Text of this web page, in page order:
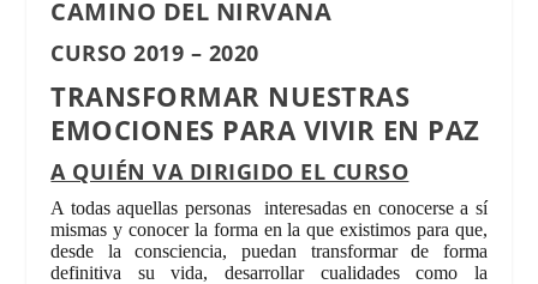
CAMINO DEL NIRVANA
CURSO 2019 – 2020
TRANSFORMAR NUESTRAS
EMOCIONES PARA VIVIR EN PAZ
A QUIÉN VA DIRIGIDO EL CURSO
A todas aquellas personas interesadas en conocerse a sí
mismas y conocer la forma en la que existimos para que,
desde la consciencia, puedan transformar de forma
definitiva su vida, desarrollar cualidades como la